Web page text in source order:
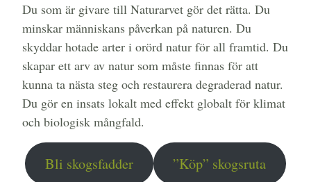
Du som är givare till Naturarvet gör det rätta. Du
minskar människans påverkan på naturen. Du
skyddar hotade arter i orörd natur för all framtid. Du
skapar ett arv av natur som måste finnas för att
kunna ta nästa steg och restaurera degraderad natur.
Du gör en insats lokalt med effekt globalt för klimat
och biologisk mångfald.
Bli skogsfadder ”Köp” skogsruta